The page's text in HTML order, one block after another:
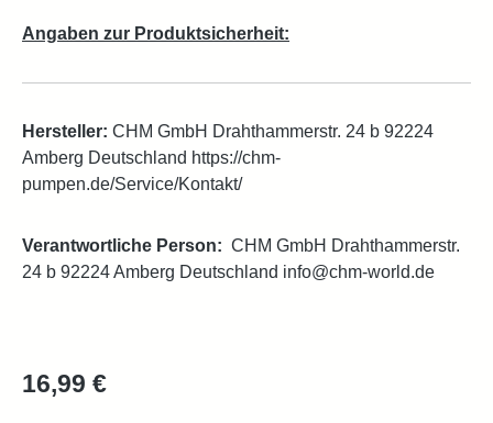
Angaben zur Produktsicherheit:
Hersteller: CHM GmbH Drahthammerstr. 24 b 92224
Amberg Deutschland https://chm-
pumpen.de/Service/Kontakt/
Verantwortliche Person: CHM GmbH Drahthammerstr.
24 b 92224 Amberg Deutschland info@chm-world.de
Regulärer Preis:
16,99 €